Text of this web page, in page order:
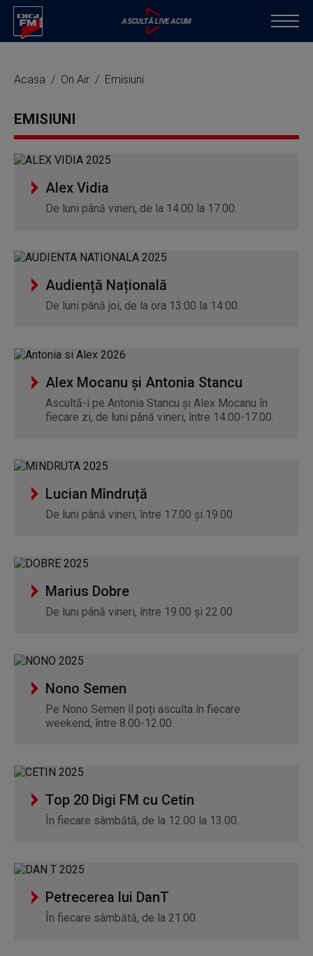
Acasa On Air Emisiuni
EMISIUNI
Alex Vidia
De luni până vineri, de la 14.00 la 17.00.
Audiență Națională
De luni până joi, de la ora 13:00 la 14:00.
Alex Mocanu și Antonia Stancu
Ascultă-i pe Antonia Stancu și Alex Mocanu în
fiecare zi, de luni până vineri, între 14.00-17.00.
Lucian Mîndruță
De luni până vineri, între 17.00 și 19.00
Marius Dobre
De luni până vineri, între 19.00 și 22.00
Nono Semen
Pe Nono Semen îl poți asculta în fiecare
weekend, între 8.00-12.00.
Top 20 Digi FM cu Cetin
În fiecare sâmbătă, de la 12.00 la 13.00.
Petrecerea lui DanT
În fiecare sâmbătă, de la 21.00.